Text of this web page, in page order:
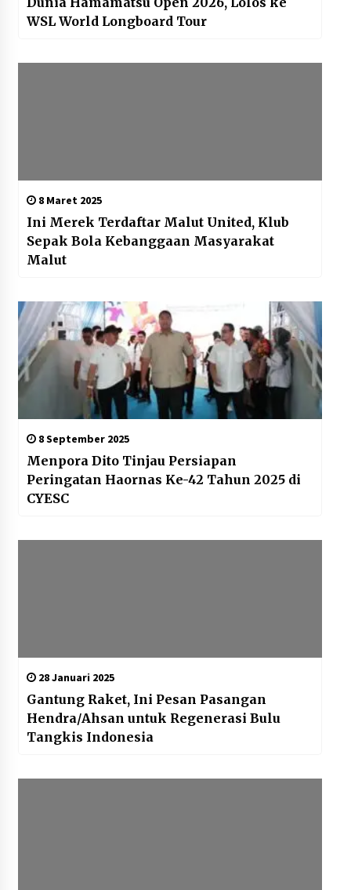
WSL World Longboard Tour
8 Maret 2025
Ini Merek Terdaftar Malut United, Klub
Sepak Bola Kebanggaan Masyarakat
Malut
8 September 2025
Menpora Dito Tinjau Persiapan
Peringatan Haornas Ke-42 Tahun 2025 di
CYESC
28 Januari 2025
Gantung Raket, Ini Pesan Pasangan
Hendra/Ahsan untuk Regenerasi Bulu
Tangkis Indonesia